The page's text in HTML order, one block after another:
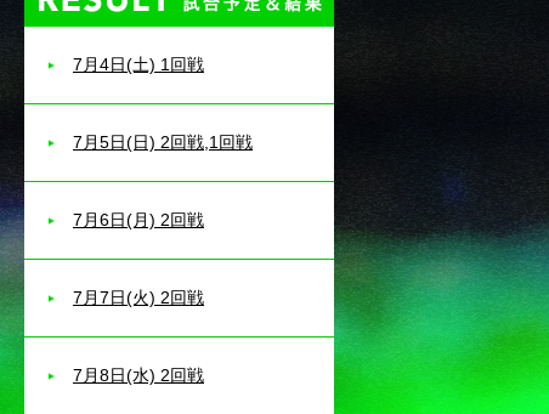
7月4日(土) 1回戦
7月5日(日) 2回戦,1回戦
7月6日(月) 2回戦
7月7日(火) 2回戦
7月8日(水) 2回戦